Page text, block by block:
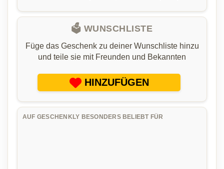
🗳️ WUNSCHLISTE
Füge das Geschenk zu deiner Wunschliste hinzu
und teile sie mit Freunden und Bekannten
HINZUFÜGEN
AUF GESCHENKLY BESONDERS BELIEBT FÜR